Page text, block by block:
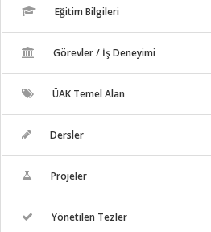
Eğitim Bilgileri
Görevler / İş Deneyimi
ÜAK Temel Alan
Dersler
Projeler
Yönetilen Tezler